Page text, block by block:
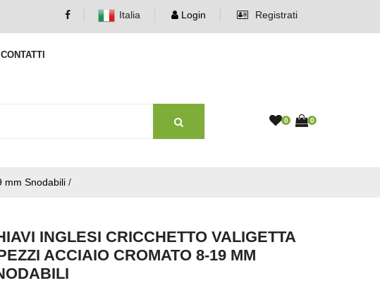
Italia Login Registrati
CONTATTI
0 0
mm Snodabili /
INGLESI CRICCHETTO VALIGETTA
ACCIAIO CROMATO 8-19 MM